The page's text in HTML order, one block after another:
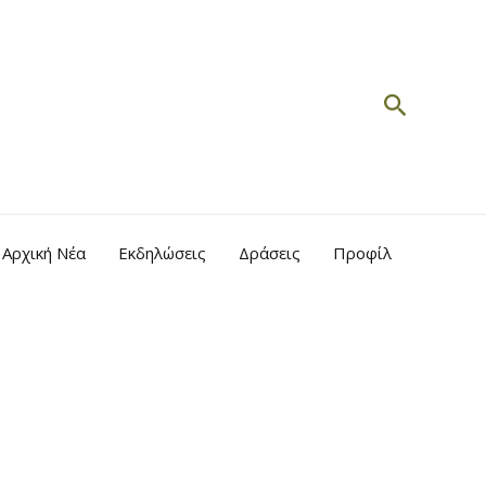
Search
Αρχική Νέα Εκδηλώσεις Δράσεις Προφίλ